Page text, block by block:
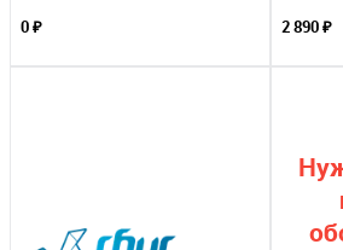
0 ₽ 2 890 ₽